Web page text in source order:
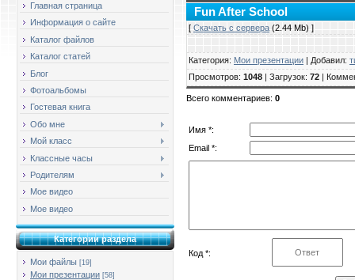
Главная страница
Информация о сайте
Каталог файлов
Каталог статей
Блог
Фотоальбомы
Гостевая книга
Обо мне
Мой класс
Классные часы
Родителям
Мое видео
Мое видео
Категории раздела
Мои файлы [19]
Мои презентации [58]
Fun After School
[ Скачать с сервера (2.44 Mb) ]
Категория: Мои презентации | Добавил:
Просмотров: 1048 | Загрузок: 72 |
Всего комментариев: 0
Имя *:
Email *:
Код *: